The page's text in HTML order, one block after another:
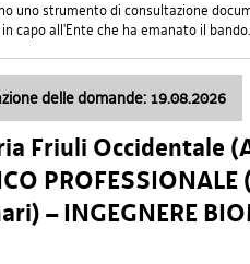
uno strumento di consultazione
capo all'Ente che ha emanato il bando.
delle domande: 19.08.2026
Friuli Occidentale
– INGEGNERE